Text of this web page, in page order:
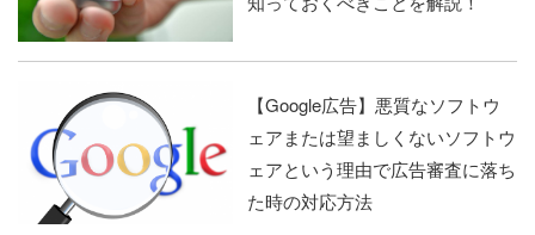
【Google広告】悪質なソフトウ
ェアまたは望ましくないソフトウ
ェアという理由で広告審査に落ち
た時の対応方法